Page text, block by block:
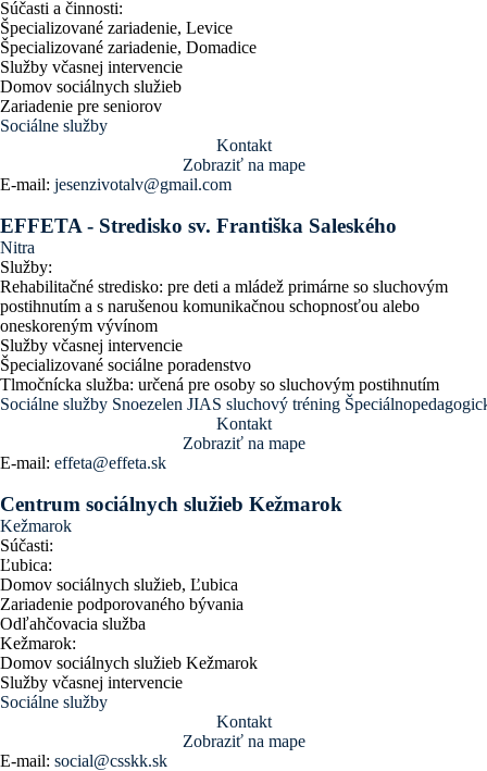
Súčasti a činnosti:
Špecializované zariadenie, Levice
Špecializované zariadenie, Domadice
Služby včasnej intervencie
Domov sociálnych služieb
Zariadenie pre seniorov
Sociálne služby
Kontakt
Zobraziť na mape
E-mail: jesenzivotalv@gmail.com
EFFETA - Stredisko sv. Františka Saleského
Nitra
Služby:
Rehabilitačné stredisko: pre deti a mládež primárne so sluchovým
postihnutím a s narušenou komunikačnou schopnosťou alebo
oneskoreným vývínom
Služby včasnej intervencie
Špecializované sociálne poradenstvo
Tlmočnícka služba: určená pre osoby so sluchovým postihnutím
Sociálne služby Snoezelen JIAS sluchový tréning
Kontakt
Zobraziť na mape
E-mail: effeta@effeta.sk
Centrum sociálnych služieb Kežmarok
Kežmarok
Súčasti:
Ľubica:
Domov sociálnych služieb, Ľubica
Zariadenie podporovaného bývania
Odľahčovacia služba
Kežmarok:
Domov sociálnych služieb Kežmarok
Služby včasnej intervencie
Sociálne služby
Kontakt
Zobraziť na mape
E-mail: social@csskk.sk